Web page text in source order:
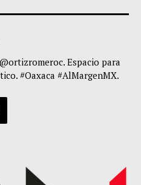
Espacio para
#Oaxaca #AlMargenMX.